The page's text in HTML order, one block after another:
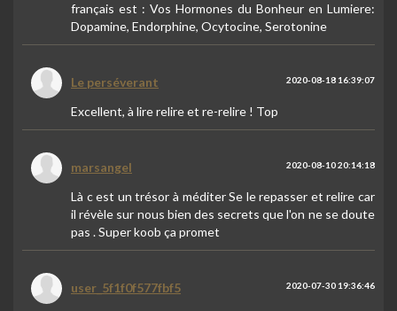
français est : Vos Hormones du Bonheur en Lumiere:
Dopamine, Endorphine, Ocytocine, Serotonine
Le perséverant 2020-08-18 16:39:07
Excellent, à lire relire et re-relire ! Top
marsangel 2020-08-10 20:14:18
Là c est un trésor à méditer Se le repasser et relire car
il révèle sur nous bien des secrets que l'on ne se doute
pas . Super koob ça promet
user_5f1f0f577fbf5 2020-07-30 19:36:46